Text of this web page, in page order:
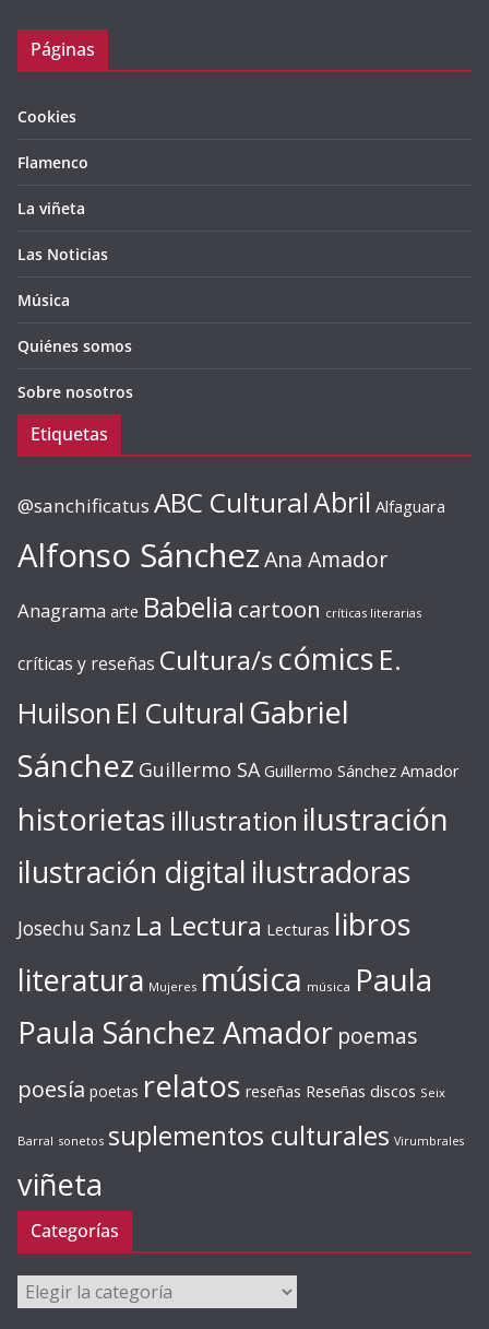
Páginas
Cookies
Flamenco
La viñeta
Las Noticias
Música
Quiénes somos
Sobre nosotros
Etiquetas
@sanchificatus ABC CulturalAbril Alfaguara
Alfonso SánchezAna Amador
Anagrama arte Babelia cartoon críticas literarias
críticas y reseñas Cultura/s cómics E.
Huilson El Cultural Gabriel
Sánchez Guillermo SA Guillermo Sánchez Amador
historietas illustration ilustración
ilustración digital ilustradoras
Josechu Sanz La Lectura Lecturas libros
literatura Mujeres música música Paula
Paula Sánchez Amador poemas
poesía poetas relatos reseñas Reseñas discos Seix
Barral sonetos suplementos culturales Virumbrales
viñeta
Categorías
Categorías